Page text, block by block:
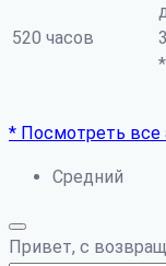
520 часов
*
* Посмотреть все
Средний
Привет, с